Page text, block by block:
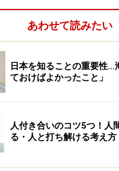
ブルがあっても、そこで
えることで、次のステー
きな姿勢で臨んでください
うする？>>
時点のものです。最新の内
あわせて読みたい
日本を知ることの重要性…
ておけばよかったこと」
人付き合いのコツ5つ！人
る・人と打ち解ける考え方